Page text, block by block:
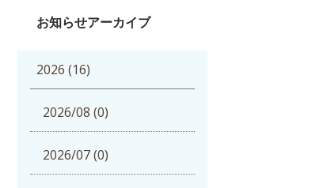
お知らせアーカイブ
2026 (16)
2026/08 (0)
2026/07 (0)